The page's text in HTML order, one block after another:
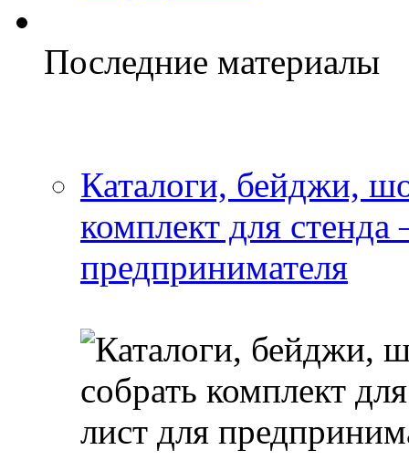
Последние материалы
Каталоги, бейджи,
комплект для
предпринимателя